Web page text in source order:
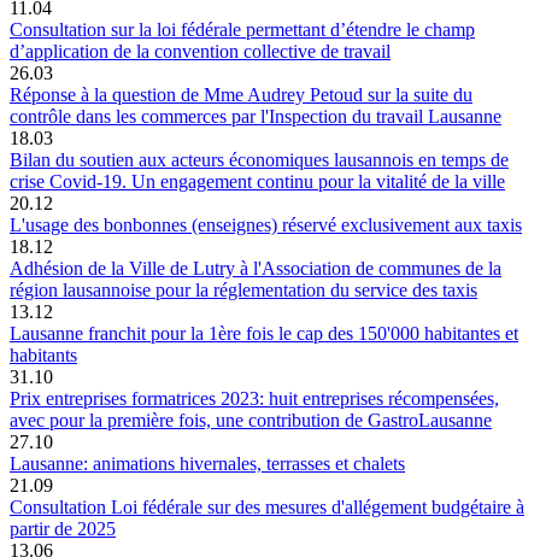
11.04
Consultation sur la loi fédérale permettant d’étendre le champ
d’application de la convention collective de travail
26.03
Réponse à la question de Mme Audrey Petoud sur la suite du
contrôle dans les commerces par l'Inspection du travail Lausanne
18.03
Bilan du soutien aux acteurs économiques lausannois en temps de
crise Covid-19. Un engagement continu pour la vitalité de la ville
20.12
L'usage des bonbonnes (enseignes) réservé exclusivement aux taxis
18.12
Adhésion de la Ville de Lutry à l'Association de communes de la
région lausannoise pour la réglementation du service des taxis
13.12
Lausanne franchit pour la 1ère fois le cap des 150'000 habitantes et
habitants
31.10
Prix entreprises formatrices 2023: huit entreprises récompensées,
avec pour la première fois, une contribution de GastroLausanne
27.10
Lausanne: animations hivernales, terrasses et chalets
21.09
Consultation Loi fédérale sur des mesures d'allégement budgétaire à
partir de 2025
13.06